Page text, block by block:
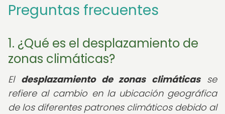
Preguntas frecuentes
1. ¿Qué es el desplazamiento de
zonas climáticas?
El desplazamiento de zonas climáticasse
refiere al cambio en la ubicación geográfica
de los diferentes patrones climáticos debido al